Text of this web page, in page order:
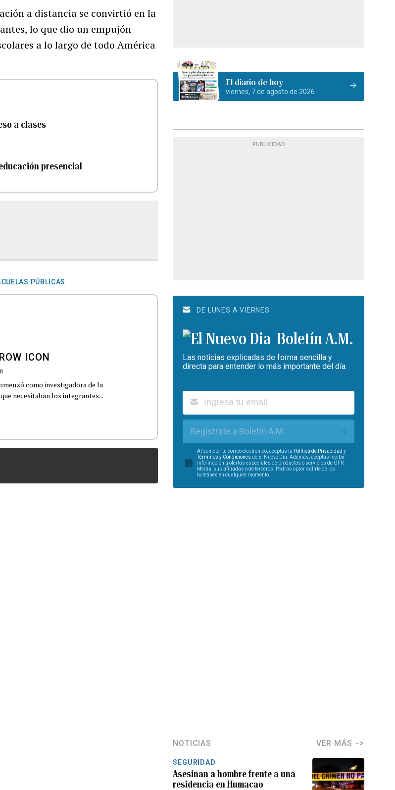
a distancia se convirtió en la
lo que dio un empujón
a lo largo de todo América
a clases
presencial
PÚBLICAS
como investigadora de la
necesitaban los integrantes...
El diario de hoy
viernes, 7 de agosto de 2026
PUBLICIDAD
DE LUNES A VIERNES
Boletín A.M.
Las noticias explicadas de forma sencilla y
directa para entender lo más importante del día.
Regístrate a Boletín A.M.
Al someter tu correo electrónico, aceptas la Política de Privacidad y
Términos y Condiciones de El Nuevo Día. Además, aceptas recibir
información u ofertas especiales de productos o servicios de GFR
Media, sus afiliadas o de terceros. Podrás optar salirte de los
boletines en cualquier momento.
NOTICIAS VER MÁS
SEGURIDAD
Asesinan a hombre frente a una
residencia en Humacao